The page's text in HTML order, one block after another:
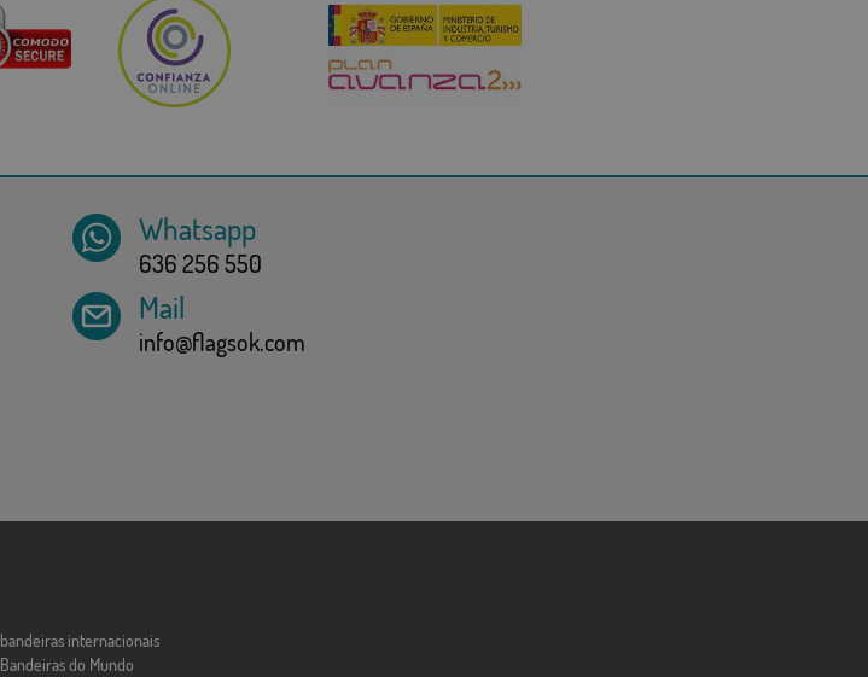
Whatsapp
636 256 550
Mail
info@flagsok.com
internacionais
do Mundo